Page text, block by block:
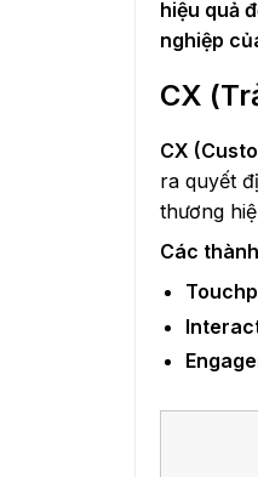
hiệu quả
nghiệp
CX
CX
ra quyết
thương
Các